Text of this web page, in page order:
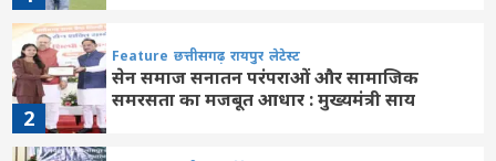
2
Feature छत्तीसगढ़ रायपुर लेटेस्ट
सेन समाज सनातन परंपराओं और सामाजिक
समरसता का मजबूत आधार : मुख्यमंत्री साय